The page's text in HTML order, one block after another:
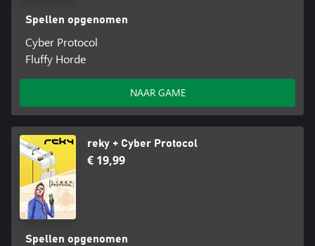
Spellen opgenomen
Cyber Protocol
Fluffy Horde
NAAR GAME
reky + Cyber Protocol
€ 19,99
Spellen opgenomen